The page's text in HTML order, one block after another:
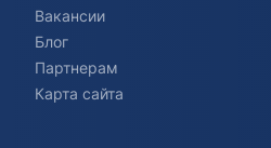
Вакансии
Блог
Партнерам
Карта сайта